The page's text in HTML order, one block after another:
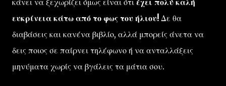
ευκρίνεια κάτω από το φως του ήλιου! Δε θα
διαβάσεις και κανένα βιβλίο, αλλά μπορείς άνετα να
δεις ποιος σε παίρνει τηλέφωνο ή να ανταλλάξεις
μηνύματα χωρίς να βγάλεις τα μάτια σου.